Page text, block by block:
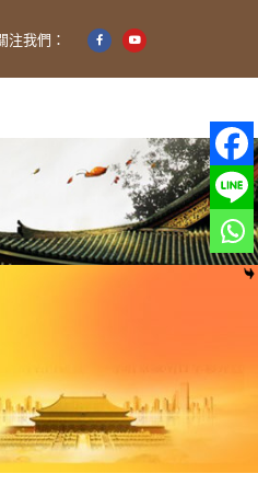
注我們：